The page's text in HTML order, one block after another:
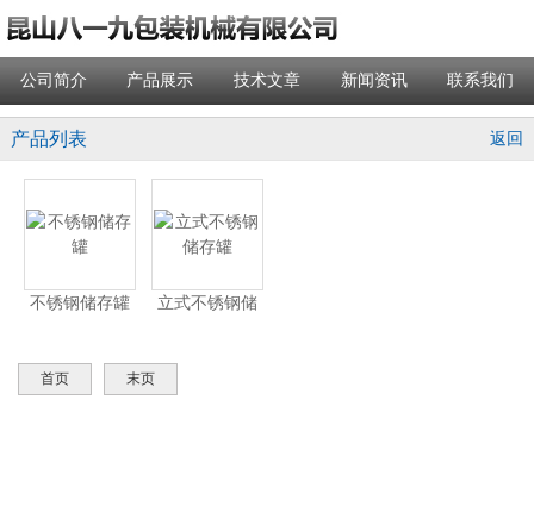
公司简介 产品展示 技术文章 新闻资讯 联系我们
产品列表 返回
不锈钢储存罐
立式不锈钢储
首页 末页